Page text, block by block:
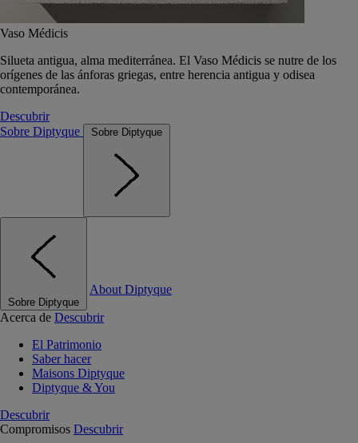
Vaso Médicis
Silueta antigua, alma mediterránea. El Vaso Médicis se nutre de los
orígenes de las ánforas griegas, entre herencia antigua y odisea
contemporánea.
Descubrir
Sobre Diptyque
Sobre Diptyque
Sobre Diptyque
About Diptyque
Acerca de Descubrir
El Patrimonio
Saber hacer
Maisons Diptyque
Diptyque & You
Descubrir
Compromisos Descubrir